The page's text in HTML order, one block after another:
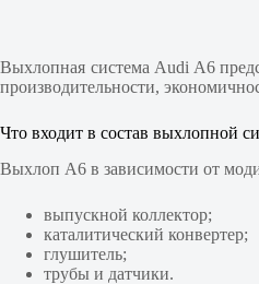
Выхлопная система Audi A6
производительности,
Что входит в состав выхлопной
Выхлоп А6 в зависимости от
выпускной коллектор;
каталитический конвертер;
глушитель;
трубы и датчики.